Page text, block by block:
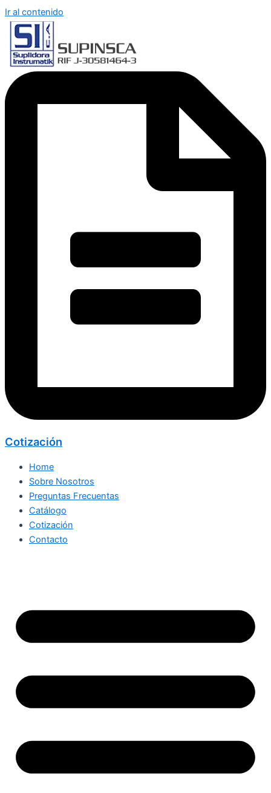
Ir al contenido
Cotización
Home
Sobre Nosotros
Preguntas Frecuentas
Catálogo
Cotización
Contacto